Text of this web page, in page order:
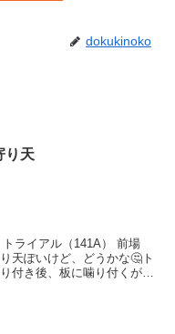
dokukinoko
り天
ライアル（141A） 前場
天ぽいけど、どうかな🤔ト
付き後、板に噛り付くが届